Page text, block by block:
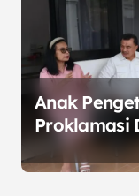
Anak
Proklamasi
HUT RI dari
Prabowo